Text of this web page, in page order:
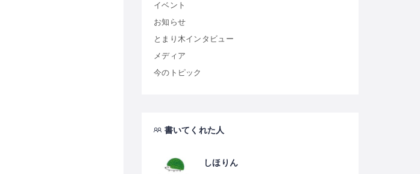
イベント
お知らせ
とまり木インタビュー
メディア
今のトピック
書いてくれた人
しほりん